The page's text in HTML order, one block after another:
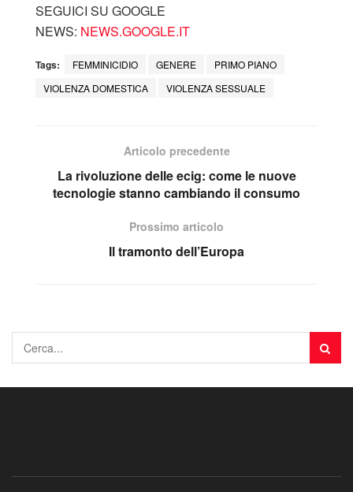
SEGUICI SU GOOGLE
NEWS: NEWS.GOOGLE.IT
Tags: FEMMINICIDIO GENERE
PRIMO PIANO
VIOLENZA DOMESTICA
VIOLENZA SESSUALE
Articolo precedente
La rivoluzione delle ecig: come le nuove
tecnologie stanno cambiando il consumo
Prossimo articolo
Il tramonto dell’Europa